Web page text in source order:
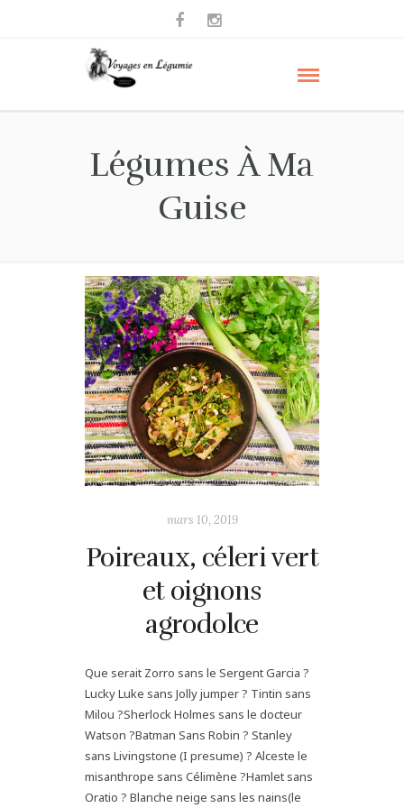
Légumes À Ma
Guise
mars 10, 2019
Poireaux, céleri vert
et oignons
agrodolce
Que serait Zorro sans le Sergent Garcia ?
Lucky Luke sans Jolly jumper ? Tintin sans
Milou ?Sherlock Holmes sans le docteur
Watson ?Batman Sans Robin ? Stanley
sans Livingstone (I presume) ? Alceste le
misanthrope sans Célimène ?Hamlet sans
Oratio ? Blanche neige sans les nains(le